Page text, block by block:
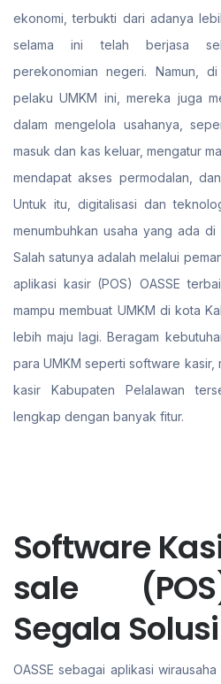
ekonomi, terbukti dari adanya
selama ini telah berjasa
perekonomian negeri. Namun,
pelaku UMKM ini, mereka juga
dalam mengelola usahanya,
masuk dan kas keluar, mengatur
mendapat akses permodalan,
Untuk itu, digitalisasi dan
menumbuhkan usaha yang ada
Salah satunya adalah melalui
aplikasi kasir (POS) OASSE
mampu membuat UMKM di kota
lebih maju lagi. Beragam
para UMKM seperti software kasir,
kasir Kabupaten Pelalawan
lengkap dengan banyak fitur.
Software
sale
Segala
OASSE sebagai aplikasi